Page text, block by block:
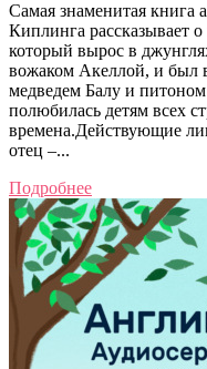
Самая знаменитая книга
Киплинга рассказывает
который вырос в
вожаком Акеллой, и был
медведем Балу и питоном
полюбилась детям всех
времена.Действующие
отец –...
Подробнее